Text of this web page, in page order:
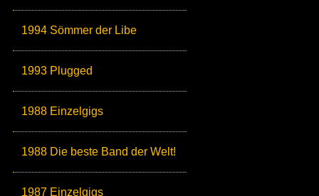
1994 Sömmer der Libe
1993 Plugged
1988 Einzelgigs
1988 Die beste Band der Welt!
1987 Einzelgigs